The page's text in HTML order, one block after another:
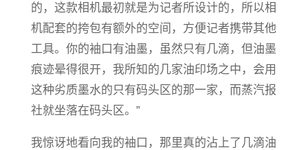
的，这款相机最初就是为记者所设计的，所以相
机配套的挎包有额外的空间，方便记者携带其他
工具。你的袖口有油墨，虽然只有几滴，但油墨
痕迹晕得很开，我所知的几家油印场之中，会用
这种劣质墨水的只有码头区的那一家，而蒸汽报
社就坐落在码头区。”
我惊讶地看向我的袖口，那里真的沾上了几滴油